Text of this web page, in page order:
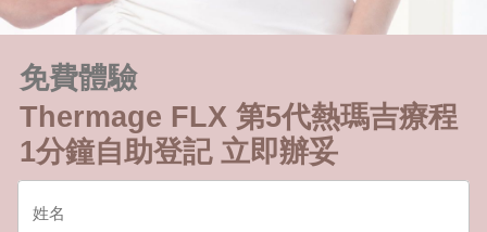
免費體驗
Thermage FLX 第5代熱瑪吉療程
1分鐘自助登記 立即辦妥